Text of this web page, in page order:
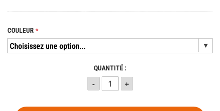
COULEUR
QUANTITÉ :